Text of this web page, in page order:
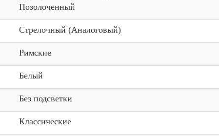
Позолоченный
Стрелочный (Аналоговый)
Римские
Белый
Без подсветки
Классические